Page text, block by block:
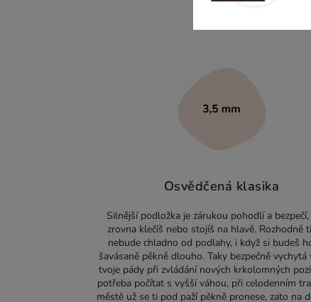
Osvědčená klasika
Silnější podložka je zárukou pohodlí a
zrovna klečíš nebo stojíš na hlavě. Rozhodně
nebude chladno od podlahy, i když si budeš
šavásaně pěkně dlouho. Taky bezpečně vychytá
tvoje pády při zvládání nových krkolomných
potřeba počítat s vyšší váhou, při celodenním
městě už se ti pod paží pěkně pronese, zato na